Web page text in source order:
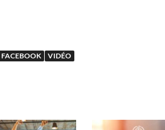
FACEBOOK VIDÉO